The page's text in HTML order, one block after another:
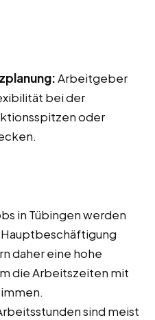
Arbeitgeber
bei der
oder
in Tübingen werden
daher eine hohe
die Arbeitszeiten mit
sind meist